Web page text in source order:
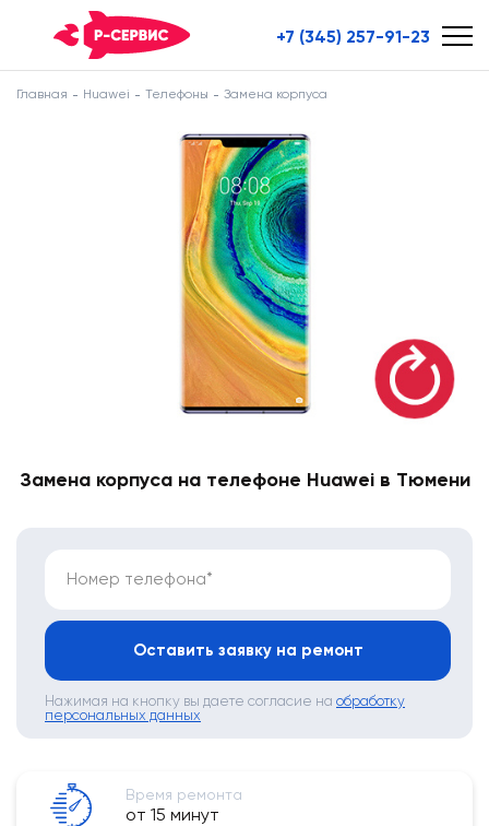
+7 (345) 257-91-23
Главная Huawei Телефоны Замена корпуса
Замена корпуса на телефоне Huawei в Тюмени
Номер телефона*
Оставить заявку на ремонт
Нажимая на кнопку вы даете согласие на обработку
персональных данных
Время ремонта
от 15 минут